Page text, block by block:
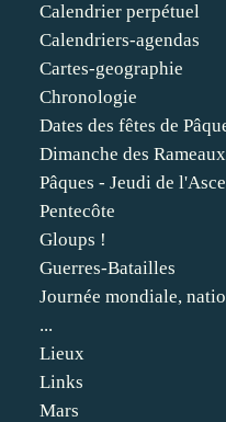
Calendrier perpétuel
Calendriers-agendas
Cartes-geographie
Chronologie
Dates des fêtes de
Dimanche des
Pâques - Jeudi de
Pentecôte
Gloups !
Guerres-Batailles
Journée mondiale,
...
Lieux
Links
Mars